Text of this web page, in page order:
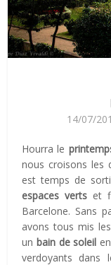
14/07/
Hourra le
nous croisons les
est temps de
espaces verts et
Barcelone. Sans
avons tous mis
un bain de soleil
verdoyants dans